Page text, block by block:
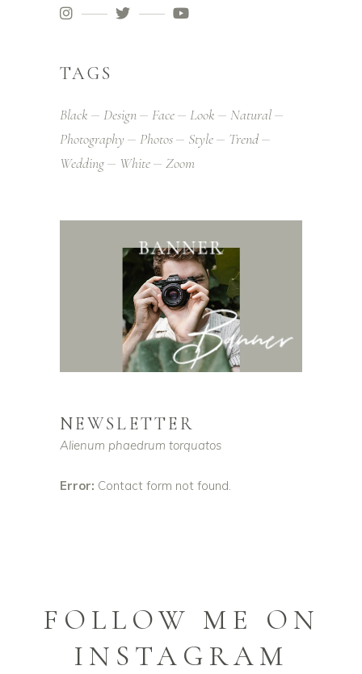
TAGS
Black Design Face Look
Natural
Photography
Photos Style
Trend
Wedding
White Zoom
NEWSLETTER
Alienum phaedrum torquatos
Error: Contact form not found.
FOLLOW ME ON
INSTAGRAM